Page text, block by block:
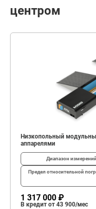
центром
Низкопольный
аппарелями
Диапазон
Предел относительной
1 317 000 ₽
В кредит от 43 900/мес